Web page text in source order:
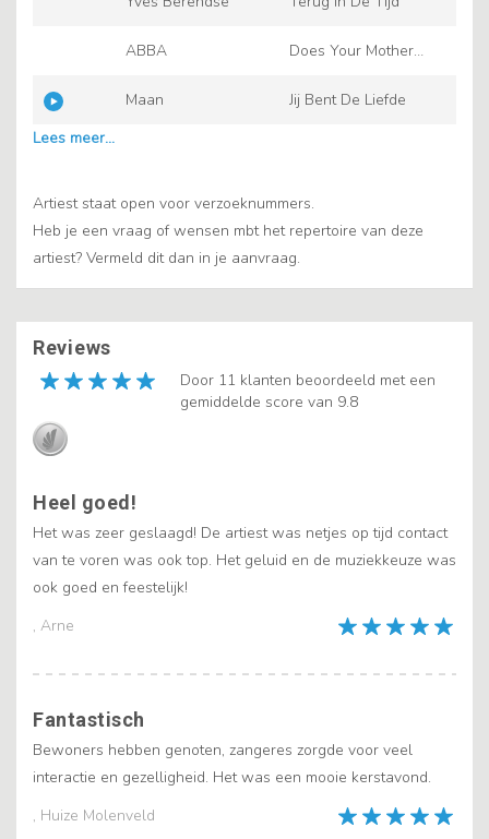
ABBA
Does Your Mother
Maan
Jij Bent De Liefde
Artiest staat open voor verzoeknummers.
Heb je een vraag of wensen mbt het repertoire van deze
artiest? Vermeld dit dan in je aanvraag.
Reviews
Door 11 klanten beoordeeld met een
gemiddelde score van 9.8
, Arne
Heel goed!
Het was zeer geslaagd! De artiest was netjes op tijd contact
van te voren was ook top. Het geluid en de muziekkeuze was
ook goed en feestelijk!
, Huize Molenveld
Fantastisch
Bewoners hebben genoten, zangeres zorgde voor veel
interactie en gezelligheid. Het was een mooie kerstavond.